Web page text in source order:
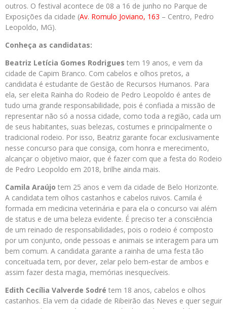
outros. O festival acontece de 08 a 16 de junho no Parque de
Exposições da cidade (Av. Romulo Joviano, 163 – Centro, Pedro
Leopoldo, MG).
Conheça as candidatas:
Beatriz Letícia Gomes Rodrigues tem 19 anos, e vem da
cidade de Capim Branco. Com cabelos e olhos pretos, a
candidata é estudante de Gestão de Recursos Humanos. Para
ela, ser eleita Rainha do Rodeio de Pedro Leopoldo é antes de
tudo uma grande responsabilidade, pois é confiada a missão de
representar não só a nossa cidade, como toda a região, cada um
de seus habitantes, suas belezas, costumes e principalmente o
tradicional rodeio. Por isso, Beatriz garante focar exclusivamente
nesse concurso para que consiga, com honra e merecimento,
alcançar o objetivo maior, que é fazer com que a festa do Rodeio
de Pedro Leopoldo em 2018, brilhe ainda mais.
Camila Araújo tem 25 anos e vem da cidade de Belo Horizonte.
A candidata tem olhos castanhos e cabelos ruivos. Camila é
formada em medicina veterinária e para ela o concurso vai além
de status e de uma beleza evidente. É preciso ter a consciência
de um reinado de responsabilidades, pois o rodeio é composto
por um conjunto, onde pessoas e animais se interagem para um
bem comum. A candidata garante a rainha de uma festa tão
conceituada tem, por dever, zelar pelo bem-estar de ambos e
assim fazer desta magia, memórias inesquecíveis.
Edith Cecília Valverde Sodré tem 18 anos, cabelos e olhos
castanhos. Ela vem da cidade de Ribeirão das Neves e quer seguir